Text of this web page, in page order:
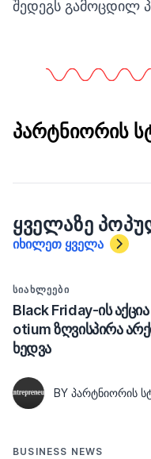
შედეგს გამოცდილ
პარტნიორის
ᲧᲕᲔᲚᲐᲖᲔ
იხილეთ ყველა
ᲡᲘᲐᲮᲚᲔᲔᲑᲘ
Black Friday-ის
otium ზღვისპირა
ხედვა
BY ᲞᲐᲠᲢᲜᲘᲝᲠᲘᲡ
BUSINESS NEWS